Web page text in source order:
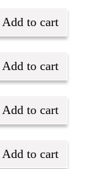
Add to cart
Add to cart
Add to cart
Add to cart